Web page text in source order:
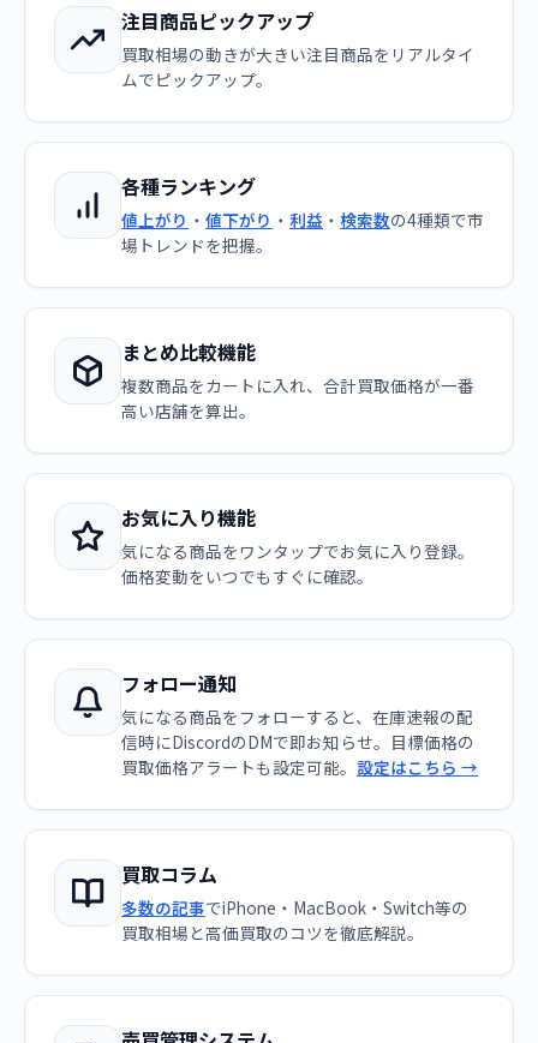
注目商品ピックアップ
買取相場の動きが大きい注目商品をリアルタイ
ムでピックアップ。
各種ランキング
値上がり ・ 値下がり ・ 利益 ・ 検索数の4種類で市
場トレンドを把握。
まとめ比較機能
複数商品をカートに入れ、合計買取価格が一番
高い店舗を算出。
お気に入り機能
気になる商品をワンタップでお気に入り登録。
価格変動をいつでもすぐに確認。
フォロー通知
気になる商品をフォローすると、在庫速報の配
信時にDiscordのDMで即お知らせ。目標価格の
買取価格アラートも設定可能。 設定はこちら →
買取コラム
多数の記事でiPhone・MacBook・Switch等の
買取相場と高価買取のコツを徹底解説。